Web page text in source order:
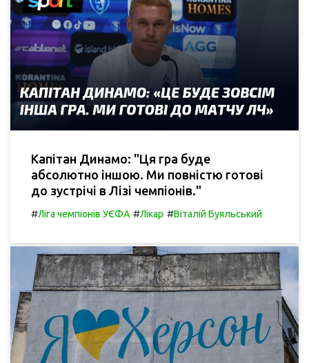
Капітан Динамо: "Ця гра буде
абсолютно іншою. Ми повністю готові
до зустрічі в Лізі чемпіонів."
#Ліга чемпіонів УЄФА #Лікар #Віталій Буяльський